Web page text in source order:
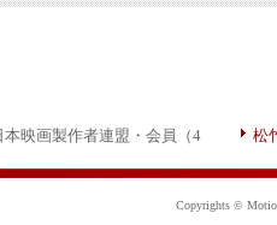
映画製作者連盟・会員（4
松
Copyrights ©